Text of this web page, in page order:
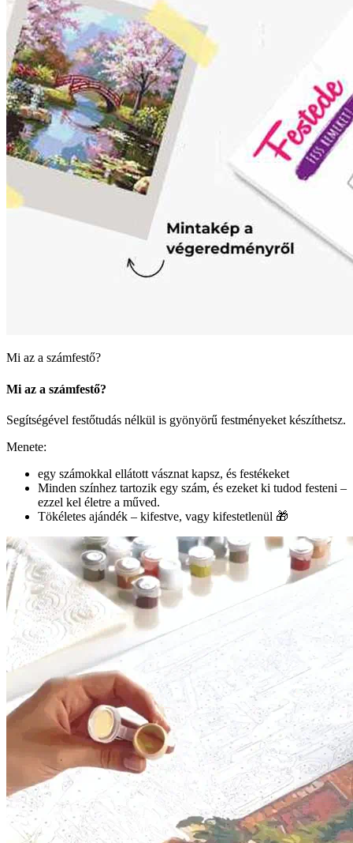
Mi az a számfestő?
Mi az a számfestő?
Segítségével festőtudás nélkül is gyönyörű festményeket készíthetsz.
Menete:
egy számokkal ellátott vásznat kapsz, és festékeket
Minden színhez tartozik egy szám, és ezeket ki tudod festeni –
ezzel kel életre a műved.
Tökéletes ajándék – kifestve, vagy kifestetlenül 🎁